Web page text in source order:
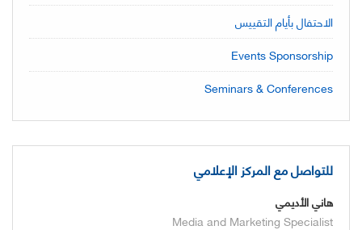
الاحتفال بأيام التقييس
Events Sponsorship
Seminars & Conferences
للتواصل مع المركز الإعلامي
هاني الأديمي
Media and Marketing Specialist